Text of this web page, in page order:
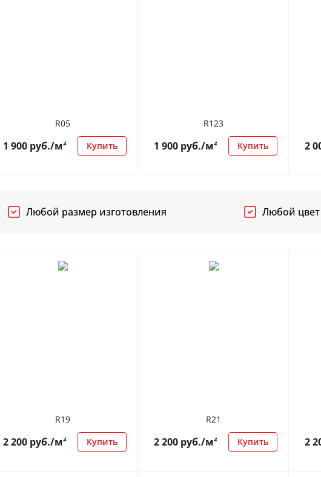
R05
1 900 руб./м² Купить
R123
1 900 руб./м² Купить 2
Любой размер изготовления Любой цвет
R19
2 200 руб./м² Купить
R21
2 200 руб./м² Купить 2